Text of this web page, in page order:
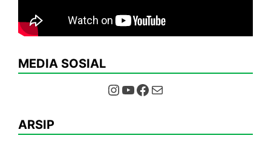
MEDIA SOSIAL
Instagram YouTube Facebook Mail
ARSIP